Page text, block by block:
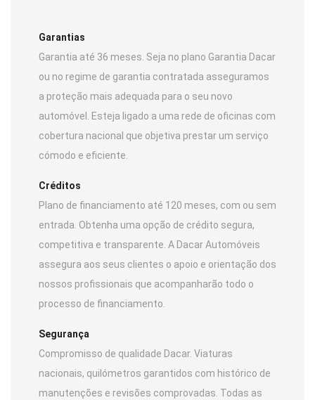
Garantias
Garantia até 36 meses. Seja no plano Garantia Dacar
ou no regime de garantia contratada asseguramos
a proteção mais adequada para o seu novo
automóvel. Esteja ligado a uma rede de oficinas com
cobertura nacional que objetiva prestar um serviço
cómodo e eficiente.
Créditos
Plano de financiamento até 120 meses, com ou sem
entrada. Obtenha uma opção de crédito segura,
competitiva e transparente. A Dacar Automóveis
assegura aos seus clientes o apoio e orientação dos
nossos profissionais que acompanharão todo o
processo de financiamento.
Segurança
Compromisso de qualidade Dacar. Viaturas
nacionais, quilómetros garantidos com histórico de
manutenções e revisões comprovadas. Todas as